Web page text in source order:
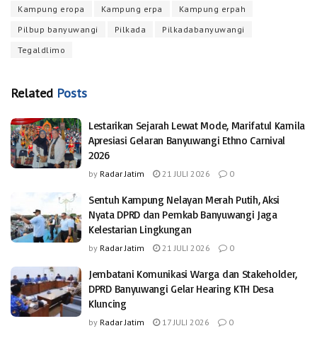
Kampung eropa Kampung erpa
Kampung erpah
Pilbup banyuwangi
Pilkada
Pilkadabanyuwangi
Tegaldlimo
Related Posts
Lestarikan Sejarah Lewat Mode, Marifatul Kamila
Apresiasi Gelaran Banyuwangi Ethno Carnival
2026
by Radar Jatim 21 JULI 2026 0
Sentuh Kampung Nelayan Merah Putih, Aksi
Nyata DPRD dan Pemkab Banyuwangi Jaga
Kelestarian Lingkungan
by Radar Jatim 21 JULI 2026 0
Jembatani Komunikasi Warga dan Stakeholder,
DPRD Banyuwangi Gelar Hearing KTH Desa
Kluncing
by Radar Jatim 17 JULI 2026 0